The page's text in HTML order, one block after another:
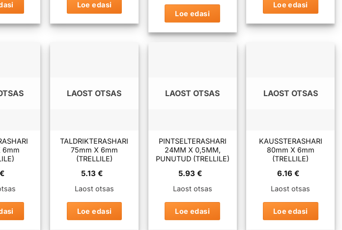
Loe edasi
Loe edasi
Loe edasi
6mm
€
LAOST OTSAS
TALDRIKTERASHARI
75mm X 6mm
(TRELLILE)
5.13 €
Laost otsas
Loe edasi
LAOST OTSAS
PINTSELTERASHARI
24MM X 0,5MM,
PUNUTUD (TRELLILE)
5.93 €
Laost otsas
Loe edasi
LAOST OTSAS
KAUSSTERASHARI
80mm X 6mm
(TRELLILE)
6.16 €
Laost otsas
Loe edasi